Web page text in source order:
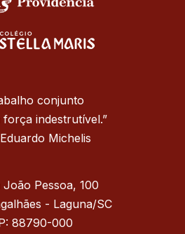
conjunto
indestrutível.”
Michelis
João Pessoa, 100
- Laguna/SC
88790-000